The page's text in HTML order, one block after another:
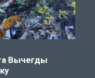
Вычегды